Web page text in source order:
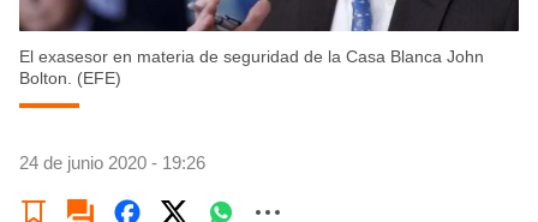
El exasesor en materia de seguridad de la Casa Blanca John
Bolton. (EFE)
24 de junio 2020 - 19:26